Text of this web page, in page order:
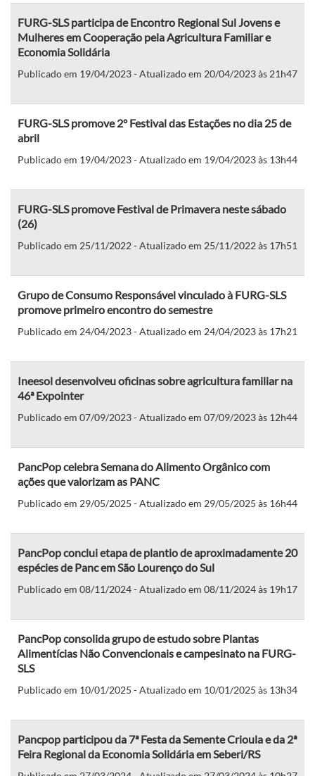
FURG-SLS participa de Encontro Regional Sul Jovens e
Mulheres em Cooperação pela Agricultura Familiar e
Economia Solidária
Publicado em 19/04/2023 - Atualizado em 20/04/2023 às 21h47
FURG-SLS promove 2º Festival das Estações no dia 25 de
abril
Publicado em 19/04/2023 - Atualizado em 19/04/2023 às 13h44
FURG-SLS promove Festival de Primavera neste sábado
(26)
Publicado em 25/11/2022 - Atualizado em 25/11/2022 às 17h51
Grupo de Consumo Responsável vinculado à FURG-SLS
promove primeiro encontro do semestre
Publicado em 24/04/2023 - Atualizado em 24/04/2023 às 17h21
Ineesol desenvolveu oficinas sobre agricultura familiar na
46ª Expointer
Publicado em 07/09/2023 - Atualizado em 07/09/2023 às 12h44
PancPop celebra Semana do Alimento Orgânico com
ações que valorizam as PANC
Publicado em 29/05/2025 - Atualizado em 29/05/2025 às 16h44
PancPop conclui etapa de plantio de aproximadamente 20
espécies de Panc em São Lourenço do Sul
Publicado em 08/11/2024 - Atualizado em 08/11/2024 às 19h17
PancPop consolida grupo de estudo sobre Plantas
Alimentícias Não Convencionais e campesinato na FURG-
SLS
Publicado em 10/01/2025 - Atualizado em 10/01/2025 às 13h34
Pancpop participou da 7ª Festa da Semente Crioula e da 2ª
Feira Regional da Economia Solidária em Seberi/RS